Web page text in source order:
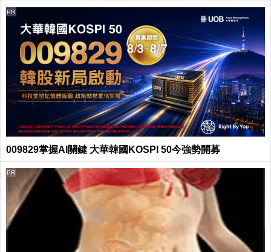
009829掌握AI關鍵 大華韓國KOSPI 50今強勢開募
PR
PR